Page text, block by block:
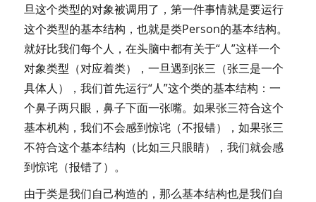
旦这个类型的对象被调用了，第一件事情就是要运行
这个类型的基本结构，也就是类Person的基本结构。
就好比我们每个人，在头脑中都有关于“人”这样一个
对象类型（对应着类），一旦遇到张三（张三是一个
具体人），我们首先运行“人”这个类的基本结构：一
个鼻子两只眼，鼻子下面一张嘴。如果张三符合这个
基本机构，我们不会感到惊诧（不报错），如果张三
不符合这个基本结构（比如三只眼睛），我们就会感
到惊诧（报错了）。
由于类是我们自己构造的，那么基本结构也是我们自